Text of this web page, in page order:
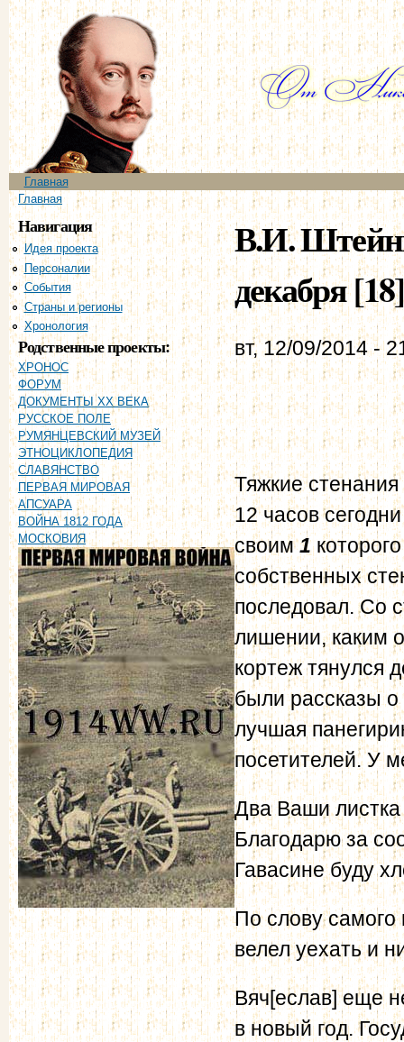
Главное меню
Главная
Вы здесь
Главная
Навигация
Идея проекта
Персоналии
События
Страны и регионы
Хронология
Родственные проекты:
ХРОНОС
ФОРУМ
ДОКУМЕНТЫ XX ВЕКА
РУССКОЕ ПОЛЕ
РУМЯНЦЕВСКИЙ МУЗЕЙ
ЭТНОЦИКЛОПЕДИЯ
СЛАВЯНСТВО
ПЕРВАЯ МИРОВАЯ
АПСУАРА
ВОЙНА 1812 ГОДА
МОСКОВИЯ
В.И.
декабря
вт, 12/09/2014 -
Тяжкие
12 часов
своим1
собственных
последовал. Со
лишении, каким
кортеж
были рассказы
лучшая
посетителей. У
Два Ваши листка
Благодарю за
Гавасине буду
По слову
велел уехать и
Вяч[еслав] еще
в новый год.